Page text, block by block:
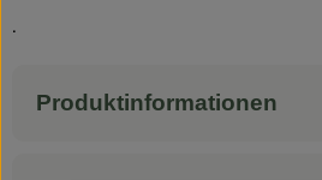
.
Produktinformationen